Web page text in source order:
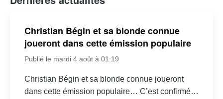
Christian Bégin et sa blonde connue
joueront dans cette émission populaire
Publié le mardi 4 août à 01:19
Christian Bégin et sa blonde connue joueront
dans cette émission populaire… C’est confirmé…